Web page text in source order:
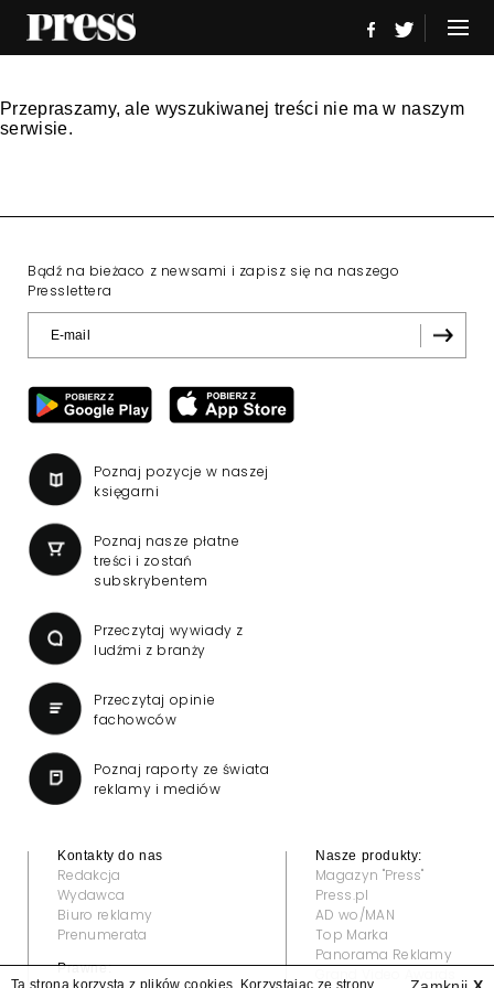
Przepraszamy, ale wyszukiwanej treści nie ma w naszym
serwisie.
Bądź na bieżaco z newsami i zapisz się na naszego
Presslettera
Poznaj pozycje w naszej
księgarni
Poznaj nasze płatne
treści i zostań
subskrybentem
Przeczytaj wywiady z
ludźmi z branży
Przeczytaj opinie
fachowców
Poznaj raporty ze świata
reklamy i mediów
Kontakty do nas
Redakcja
Wydawca
Biuro reklamy
Prenumerata
Prawne:
Nasze produkty:
Magazyn "Press"
Press.pl
AD wo/MAN
Top Marka
Panorama Reklamy
Ta strona korzysta z plików cookies. Korzystając ze strony